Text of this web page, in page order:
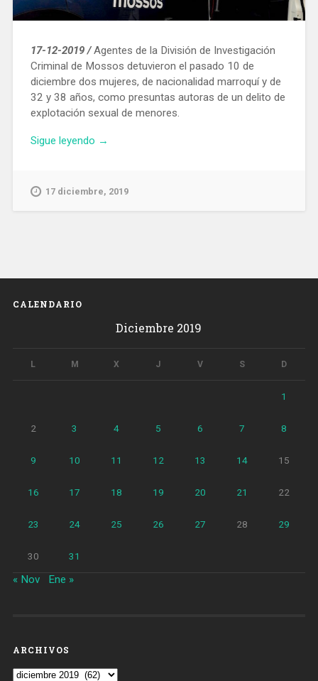
17-12-2019 /Agentes de la División de Investigación
Criminal de Mossos detuvieron el pasado 10 de
diciembre dos mujeres, de nacionalidad marroquí y de
32 y 38 años, como presuntas autoras de un delito de
explotación sexual de menores.
Sigue leyendo «Detienen
mujeres
menor
→
17 diciembre, 2019
CALENDARIO
Diciembre 2019
L M X J V S D
1
2 3 4 5 6 7 8
9 10 11 12 13 14 15
16 17 18 19 20 21 22
23 24 25 26 27 28 29
30 31
« Nov Ene »
ARCHIVOS
Archivos